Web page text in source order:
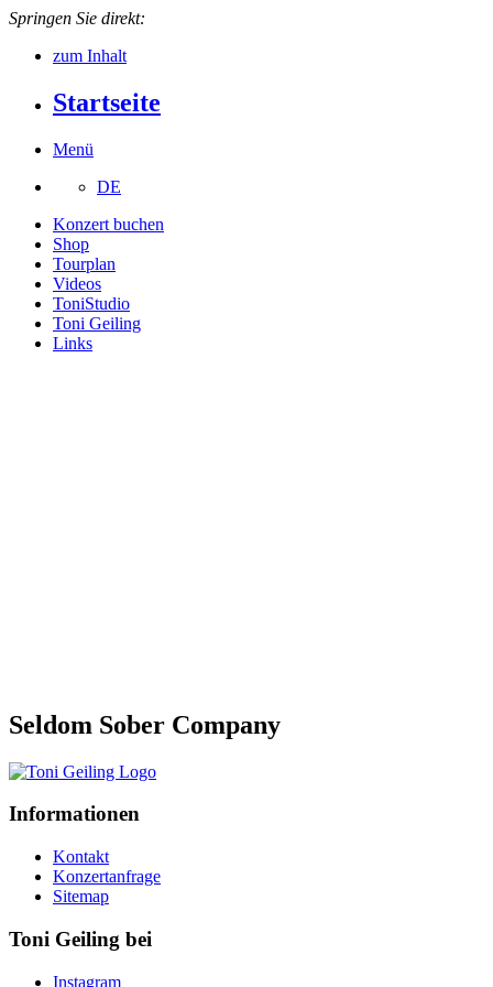
Springen Sie direkt:
zum Inhalt
Startseite
Menü
DE
Konzert buchen
Shop
Tourplan
Videos
ToniStudio
Toni Geiling
Links
Seldom Sober Company
Informationen
Kontakt
Konzertanfrage
Sitemap
Toni Geiling bei
Instagram